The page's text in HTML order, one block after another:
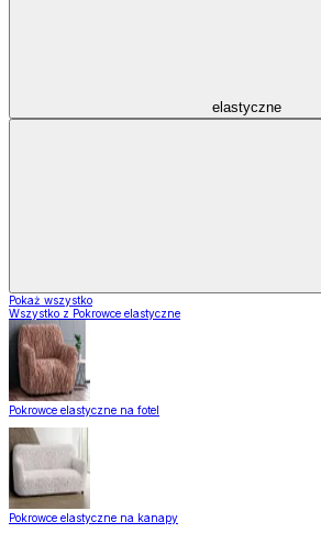
elastyczne
Pokaż wszystko
Wszystko z Pokrowce elastyczne
Pokrowce elastyczne na fotel
Pokrowce elastyczne na kanapy